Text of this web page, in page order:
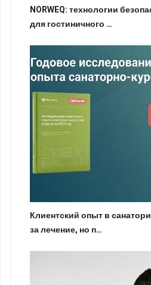
NORWEQ: технологии
для гостиничного …
Клиентский опыт в
за лечение, но п…